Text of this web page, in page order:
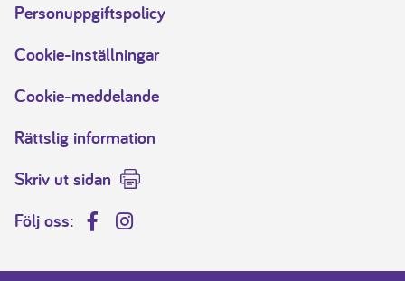
Personuppgiftspolicy
Cookie-inställningar
Cookie-meddelande
Rättslig information
Skriv ut sidan
Följ oss:
FacebookInstagram